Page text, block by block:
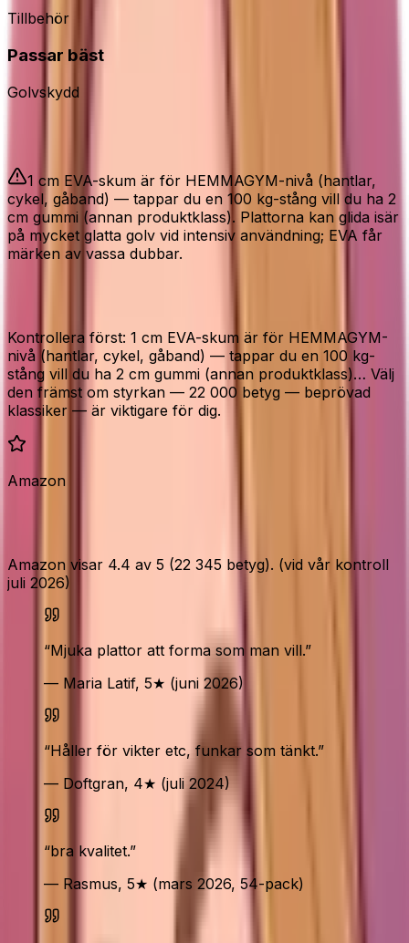
Tillbehör
Passar bäst
Golvskydd
1 cm EVA-skum är för HEMMAGYM-nivå (hantlar,
cykel, gåband) — tappar du en 100 kg-stång vill du ha 2
cm gummi (annan produktklass). Plattorna kan glida isär
på mycket glatta golv vid intensiv användning; EVA får
märken av vassa dubbar.
Kontrollera först: 1 cm EVA-skum är för HEMMAGYM-
nivå (hantlar, cykel, gåband) — tappar du en 100 kg-
stång vill du ha 2 cm gummi (annan produktklass)… Välj
den främst om styrkan — 22 000 betyg — beprövad
klassiker — är viktigare för dig.
Amazon
Amazon visar 4.4 av 5 (22 345 betyg). (vid vår kontroll
juli 2026)
“Mjuka plattor att forma som man vill.”
— Maria Latif, 5★ (juni 2026)
“Håller för vikter etc, funkar som tänkt.”
— Doftgran, 4★ (juli 2024)
“bra kvalitet.”
— Rasmus, 5★ (mars 2026, 54-pack)